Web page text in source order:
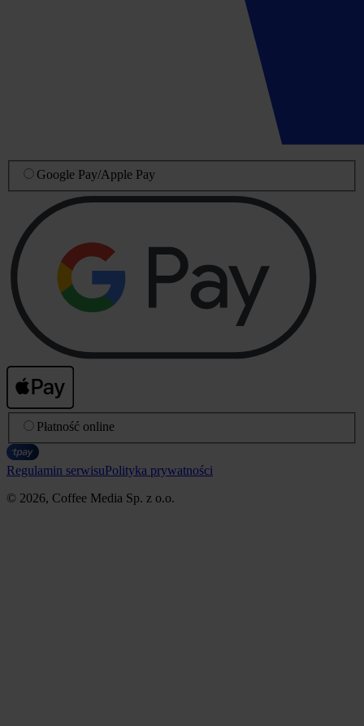
Google Pay/Apple Pay
Płatność online
Regulamin serwisuPolityka prywatności
© 2026, Coffee Media Sp. z o.o.